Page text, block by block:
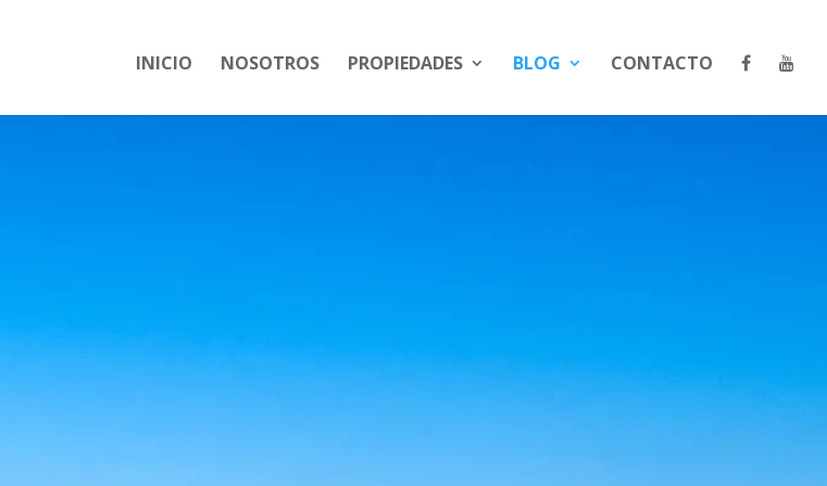
INICIO NOSOTROS PROPIEDADES BLOG CONTACTO